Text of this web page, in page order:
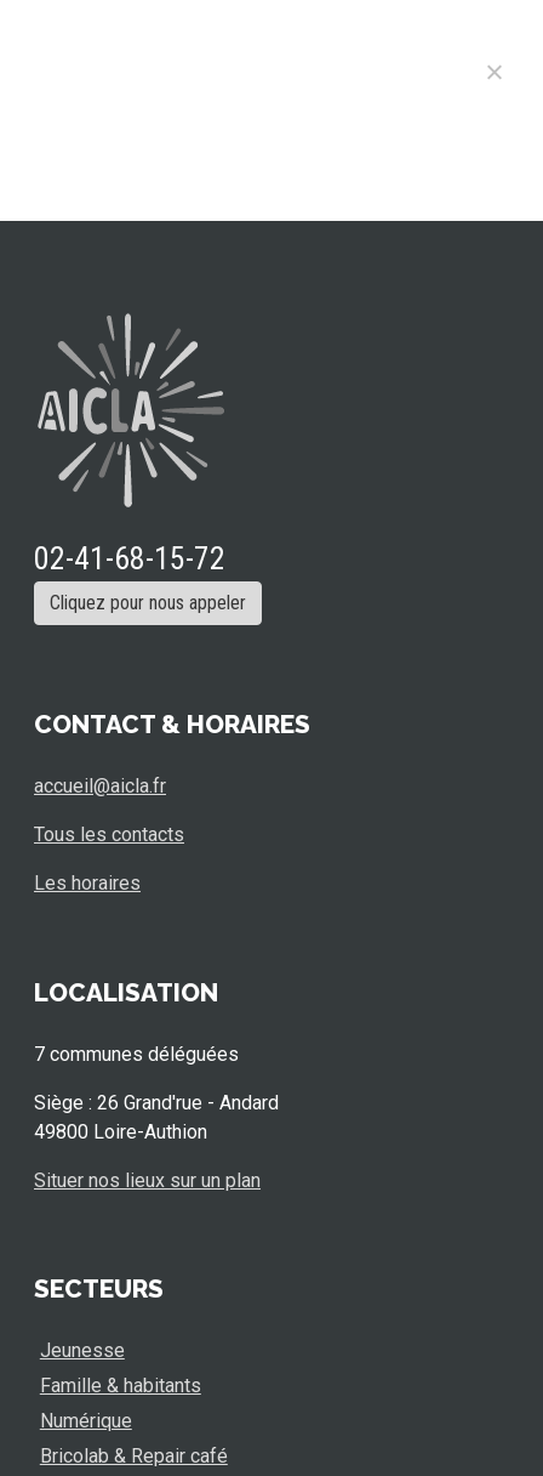
02-41-68-15-72
Cliquez pour nous appeler
CONTACT & HORAIRES
accueil@aicla.fr
Tous les contacts
Les horaires
LOCALISATION
7 communes déléguées
Siège : 26 Grand'rue - Andard
49800 Loire-Authion
Situer nos lieux sur un plan
SECTEURS
Jeunesse
Famille & habitants
Numérique
Bricolab & Repair café